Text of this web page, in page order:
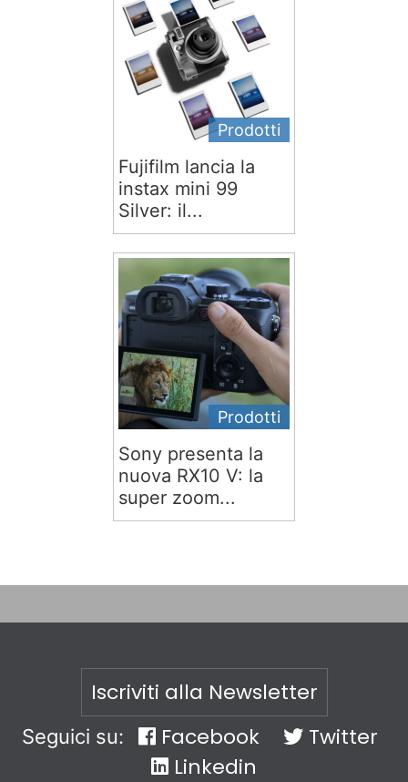
Prodotti
Fujifilm lancia la
instax mini 99
Silver: il...
Prodotti
Sony presenta la
nuova RX10 V: la
super zoom...
Iscriviti alla Newsletter
Seguici su: Facebook
Twitter
Linkedin